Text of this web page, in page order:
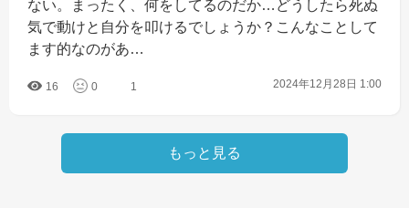
ない。まったく、何をしてるのだか…どうしたら死ぬ
気で動けと自分を叩けるでしょうか？こんなことして
ます的なのがあ…
16 0 1 2024年12月28日 1:00
もっと見る